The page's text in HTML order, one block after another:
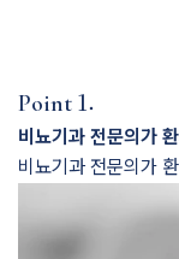
Point 1.
비뇨기과 전문의가
비뇨기과 전문의가